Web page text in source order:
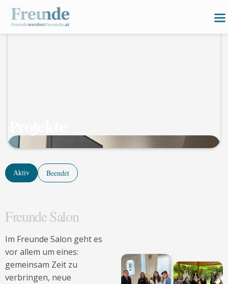
Aktiv Beendet
Freunde Salon
Im Freunde Salon geht es
vor allem um eines:
gemeinsam Zeit zu
verbringen, neue